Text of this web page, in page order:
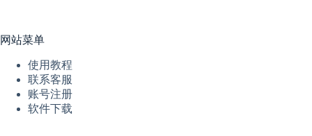
网站菜单
使用教程
联系客服
账号注册
软件下载